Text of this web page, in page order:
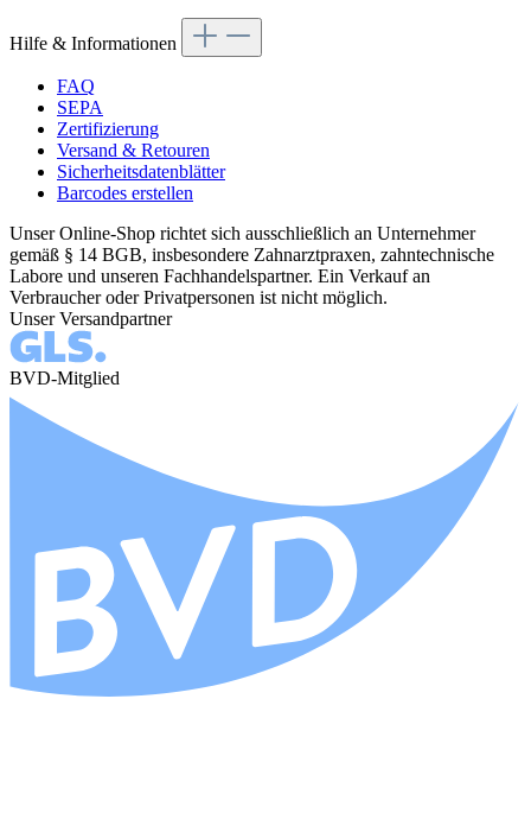
Hilfe & Informationen
FAQ
SEPA
Zertifizierung
Versand & Retouren
Sicherheitsdatenblätter
Barcodes erstellen
Unser Online-Shop richtet sich ausschließlich an Unternehmer
gemäß § 14 BGB, insbesondere Zahnarztpraxen, zahntechnische
Labore und unseren Fachhandelspartner. Ein Verkauf an
Verbraucher oder Privatpersonen ist nicht möglich.
Unser Versandpartner
BVD-Mitglied